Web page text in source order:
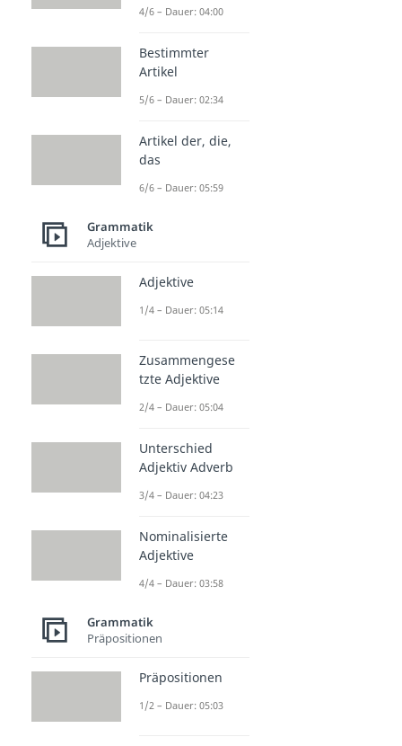
4/6 – Dauer: 04:00
Bestimmter
Artikel
5/6 – Dauer: 02:34
Artikel der, die,
das
6/6 – Dauer: 05:59
Grammatik
Adjektive
Adjektive
1/4 – Dauer: 05:14
Zusammengese
tzte Adjektive
2/4 – Dauer: 05:04
Unterschied
Adjektiv Adverb
3/4 – Dauer: 04:23
Nominalisierte
Adjektive
4/4 – Dauer: 03:58
Grammatik
Präpositionen
Präpositionen
1/2 – Dauer: 05:03